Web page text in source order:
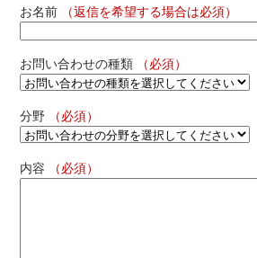
お名前 （返信を希望する場合は必須）
お問い合わせの種類 （必須）
分野 （必須）
内容 （必須）